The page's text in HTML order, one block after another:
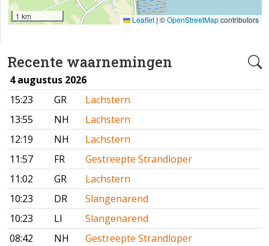
Recente waarnemingen
4 augustus 2026
15:23
GR
Lachstern
13:55
NH
Lachstern
12:19
NH
Lachstern
11:57
FR
Gestreepte Strandloper
11:02
GR
Lachstern
10:23
DR
Slangenarend
10:23
LI
Slangenarend
08:42
NH
Gestreepte Strandloper
1 km Leaflet | ©OpenStreetMapcontributors